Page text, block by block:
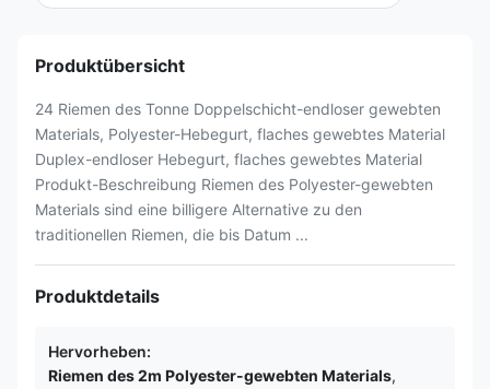
Produktübersicht
24 Riemen des Tonne Doppelschicht-endloser gewebten
Materials, Polyester-Hebegurt, flaches gewebtes Material
Duplex-endloser Hebegurt, flaches gewebtes Material
Produkt-Beschreibung Riemen des Polyester-gewebten
Materials sind eine billigere Alternative zu den
traditionellen Riemen, die bis Datum ...
Produktdetails
Hervorheben:
Riemen des 2m Polyester-gewebten Materials,